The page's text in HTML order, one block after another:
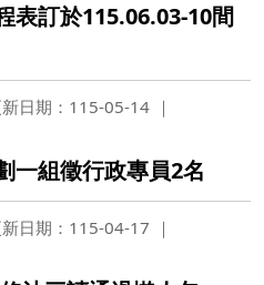
表訂於115.06.03-10間
日期：115-05-14
一組徵行政專員2名
日期：115-04-17